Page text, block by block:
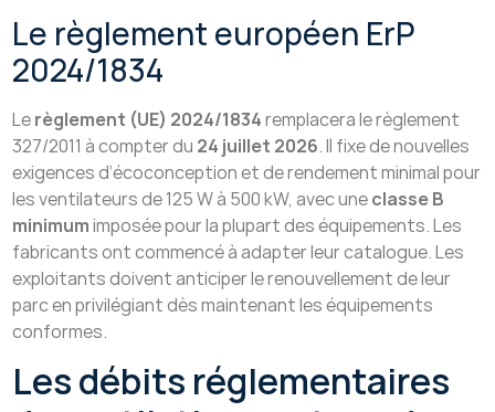
Le règlement européen ErP
2024/1834
Lerèglement (UE) 2024/1834remplacera le règlement
327/2011 à compter du 24 juillet 2026. Il fixe de nouvelles
exigences d’écoconception et de rendement minimal pour
les ventilateurs de 125 W à 500 kW, avec uneclasse B
minimumimposée pour la plupart des équipements. Les
fabricants ont commencé à adapter leur catalogue. Les
exploitants doivent anticiper le renouvellement de leur
parc en privilégiant dès maintenant les équipements
conformes.
Les débits réglementaires